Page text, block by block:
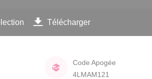
Télécharger
Code Apogée
4LMAM121